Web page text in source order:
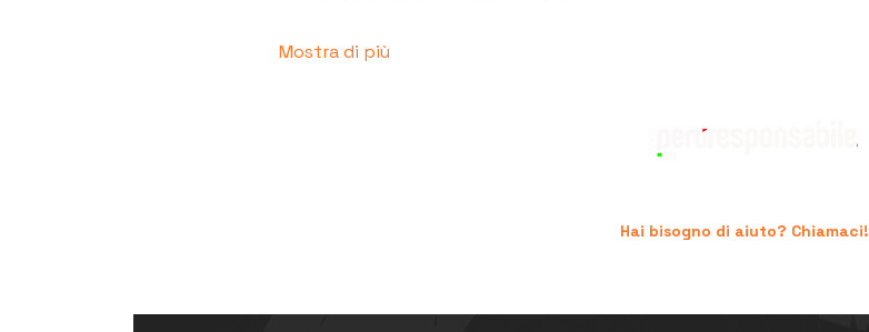
Mostra di più
Hai bisogno di aiuto? Chiamaci!